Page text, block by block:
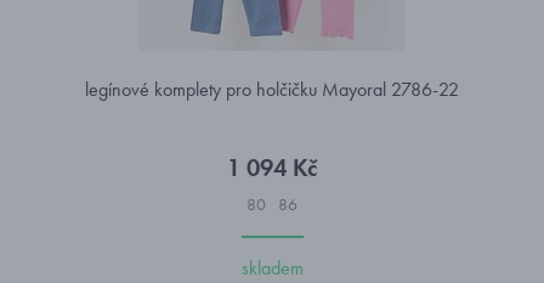
legínové komplety pro holčičku Mayoral 2786-22
1 094 Kč
80 86
skladem